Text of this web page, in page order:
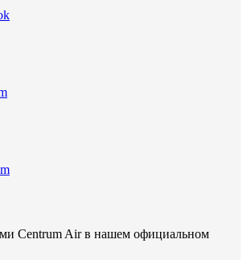
Centrum Air в нашем официальном